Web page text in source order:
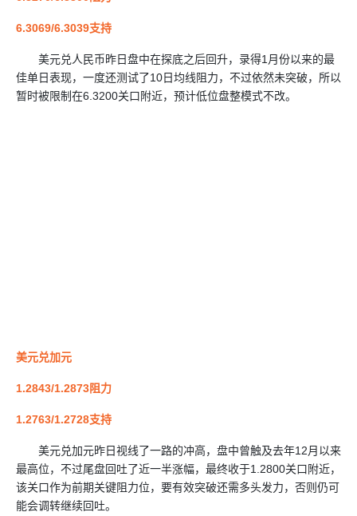
6.3069/6.3039支持
美元兑人民币昨日盘中在探底之后回升，录得1月份以来的最
佳单日表现，一度还测试了10日均线阻力，不过依然未突破，所以
暂时被限制在6.3200关口附近，预计低位盘整模式不改。
美元兑加元
1.2843/1.2873阻力
1.2763/1.2728支持
美元兑加元昨日视线了一路的冲高，盘中曾触及去年12月以来
最高位，不过尾盘回吐了近一半涨幅，最终收于1.2800关口附近，
该关口作为前期关键阻力位，要有效突破还需多头发力，否则仍可
能会调转继续回吐。